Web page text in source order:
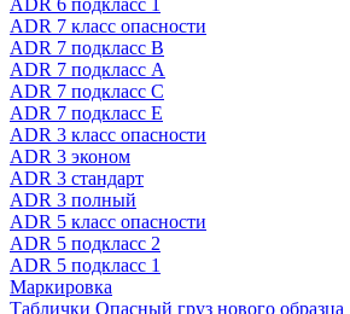
ADR 6 подкласс 1
ADR 7 класс опасности
ADR 7 подкласс B
ADR 7 подкласс A
ADR 7 подкласс C
ADR 7 подкласс E
ADR 3 класс опасности
ADR 3 эконом
ADR 3 стандарт
ADR 3 полный
ADR 5 класс опасности
ADR 5 подкласс 2
ADR 5 подкласс 1
Маркировка
Таблички Опасный груз нового образца